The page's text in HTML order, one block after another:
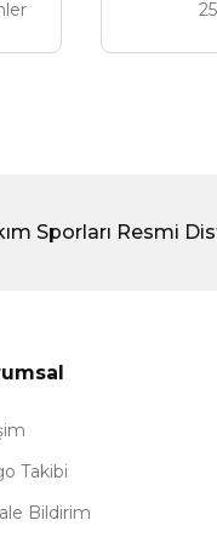
Sporları Resmi
Takibi
Bildirim